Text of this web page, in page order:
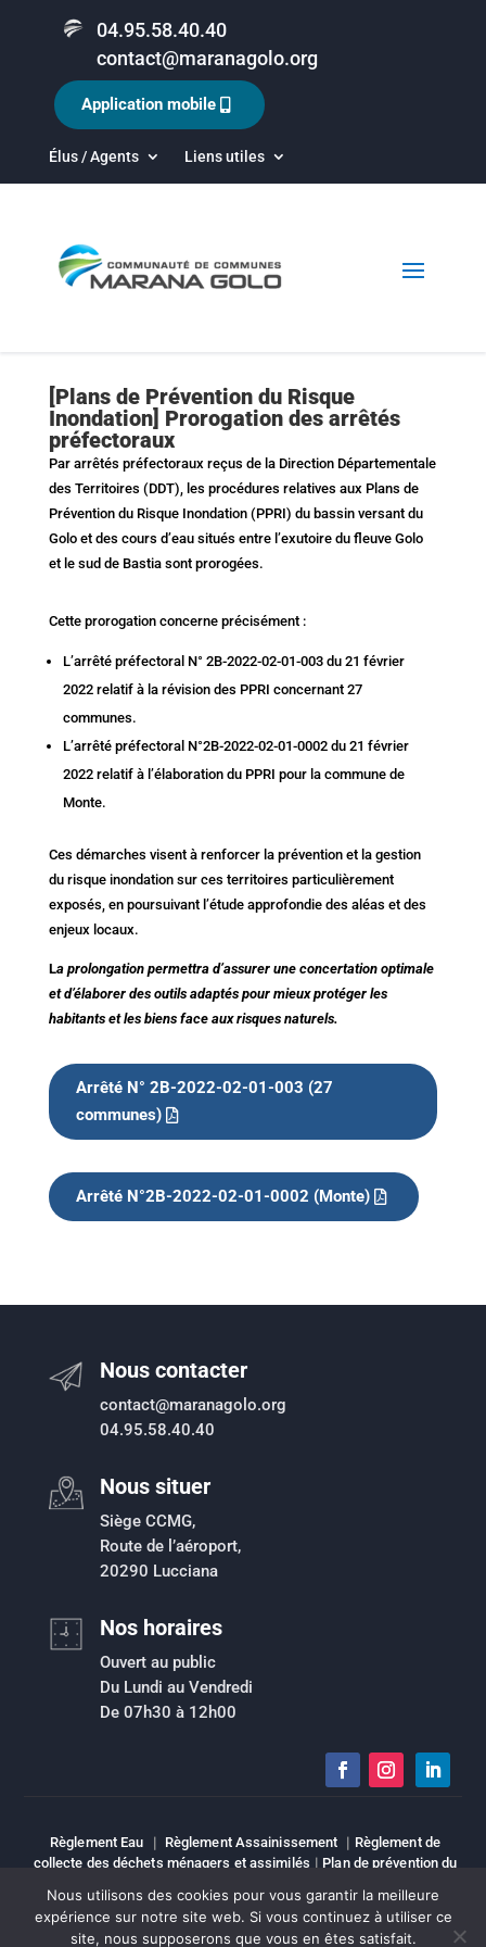
04.95.58.40.40
contact@maranagolo.org
Élus / Agents Liens utiles
Application mobile
[Plans de Prévention du Risque
Inondation] Prorogation des arrêtés
préfectoraux
Par arrêtés préfectoraux reçus de la Direction Départementale
des Territoires (DDT), les procédures relatives aux Plans de
Prévention du Risque Inondation (PPRI) du bassin versant du
Golo et des cours d’eau situés entre l’exutoire du fleuve Golo
et le sud de Bastia sont prorogées.
Cette prorogation concerne précisément :
L’arrêté préfectoral N° 2B-2022-02-01-003 du 21 février
2022 relatif à la révision des PPRI concernant 27
communes.
L’arrêté préfectoral N°2B-2022-02-01-0002 du 21 février
2022 relatif à l’élaboration du PPRI pour la commune de
Monte.
Ces démarches visent à renforcer la prévention et la gestion
du risque inondation sur ces territoires particulièrement
exposés, en poursuivant l’étude approfondie des aléas et des
enjeux locaux.
La prolongation permettra d’assurer une concertation optimale
et d’élaborer des outils adaptés pour mieux protéger les
habitants et les biens face aux risques naturels.
Arrêté N° 2B-2022-02-01-003 (27
communes)
Arrêté N°2B-2022-02-01-0002 (Monte)
Nous contacter
contact@maranagolo.org
04.95.58.40.40
Nous situer
Siège CCMG,
Route de l’aéroport,
20290 Lucciana
Nos horaires
Ouvert au public
Du Lundi au Vendredi
De 07h30 à 12h00
Règlement Eau | Règlement Assainissement | Règlement de
collecte des déchets ménagers et assimilés | Plan de prévention du
Sitemap
Copyright © Tous droits réservés | CCMG
Nous utilisons des cookies pour vous garantir la meilleure
expérience sur notre site web. Si vous continuez à utiliser ce
site, nous supposerons que vous en êtes satisfait.